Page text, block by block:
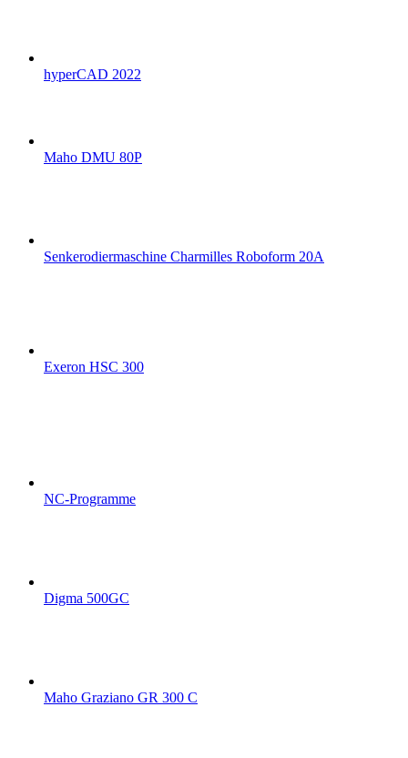
hyperCAD 2022
Maho DMU 80P
Senkerodiermaschine Charmilles Roboform 20A
Exeron HSC 300
NC-Programme
Digma 500GC
Maho Graziano GR 300 C